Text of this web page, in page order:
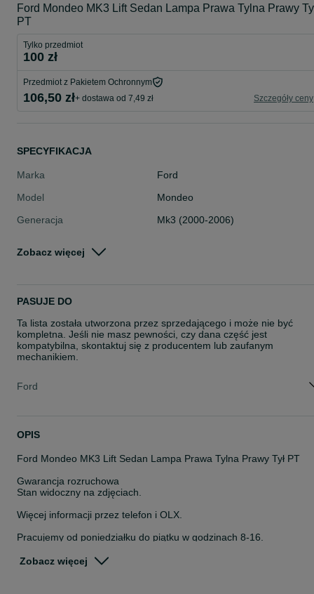
Ford Mondeo MK3 Lift Sedan Lampa Prawa Tylna Prawy
PT
Tylko przedmiot
100 zł
Przedmiot z Pakietem Ochronnym
106,50 zł+ dostawa od 7,49 zł Szczegóły ceny
SPECYFIKACJA
Marka
Ford
Model
Mondeo
Generacja
Mk3 (2000-2006)
Rodzaj
Zobacz więcej
PASUJE DO
Ta lista została utworzona przez sprzedającego i może nie być
kompletna. Jeśli nie masz pewności, czy dana część jest
kompatybilna, skontaktuj się z producentem lub zaufanym
mechanikiem.
Ford
OPIS
Ford Mondeo MK3 Lift Sedan Lampa Prawa Tylna Prawy Tył PT
Gwarancja rozruchowa
Stan widoczny na zdjęciach.
Więcej informacji przez telefon i OLX.
Pracujemy od poniedziałku do piątku w godzinach 8-16.
Zobacz więcej